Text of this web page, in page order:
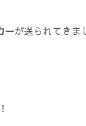
ーが送られてきま